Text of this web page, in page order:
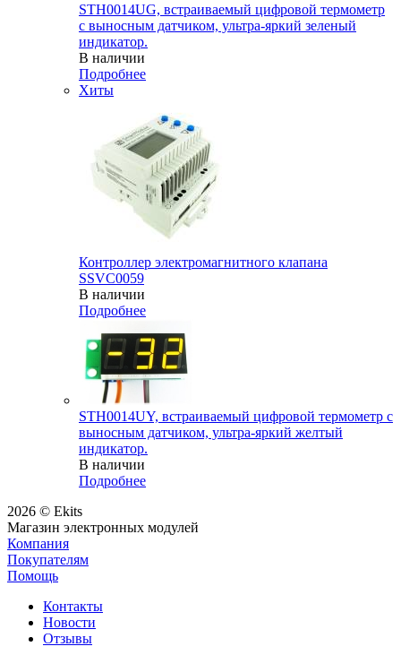
STH0014UG, встраиваемый цифровой термометр
с выносным датчиком, ультра-яркий зеленый
индикатор.
В наличии
Подробнее
Хиты
Контроллер электромагнитного клапана
SSVC0059
В наличии
Подробнее
STH0014UY, встраиваемый цифровой термометр с
выносным датчиком, ультра-яркий желтый
индикатор.
В наличии
Подробнее
2026 © Ekits
Магазин электронных модулей
Компания
Покупателям
Помощь
Контакты
Новости
Отзывы